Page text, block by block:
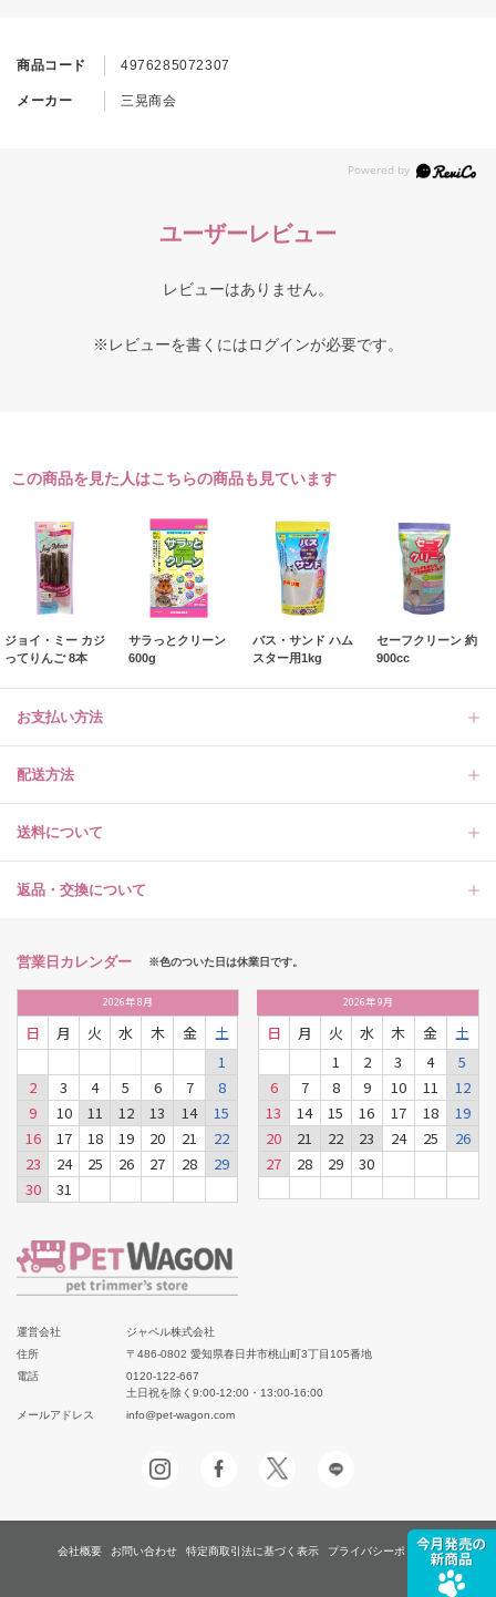
商品コード 4976285072307
メーカー 三晃商会
ユーザーレビュー
レビューはありません。
※レビューを書くにはログインが必要です。
この商品を見た人はこちらの商品も見ています
ジョイ・ミー カジ
ってりんご 8本
サラっとクリーン
600g
バス・サンド ハム
スター用1kg
セーフクリーン 約
900cc
お支払い方法
配送方法
送料について
返品・交換について
営業日カレンダー ※色のついた日は休業日です。
2026年8月
日 月 火 水 木 金
土
1
2
3 4 5 6 7
8
9
10 11 12 13 14
15
16
17 18 19 20 21
22
23
24 25 26 27 28
29
30
31
2026年9月
日 月 火 水 木 金
土
1
2 3 4
5
6
7 8 9 10 11
12
13
14 15 16 17 18
19
20
21 22 23 24 25
26
27
28 29 30
運営会社
ジャペル株式会社
住所
〒486-0802 愛知県春日井市桃山町3丁目105番地
電話
0120-122-667
土日祝を除く9:00-12:00・13:00-16:00
メールアドレス
info@pet-wagon.com
会社概要 お問い合わせ 特定商取引法に基づく表示 プライバシーポリシー